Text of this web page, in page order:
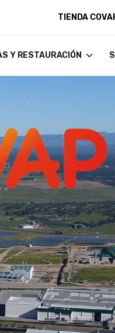
TIENDA
Y RESTAURACIÓN